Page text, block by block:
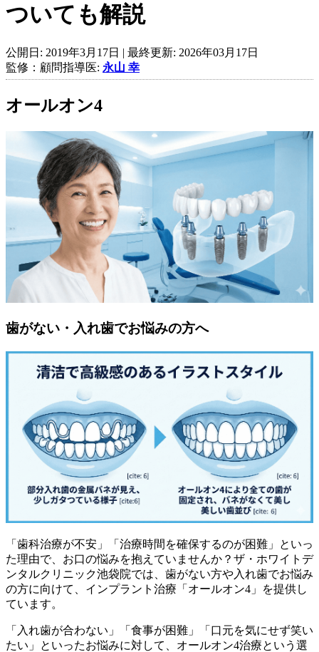
ついても解説
公開日: 2019年3月17日 | 最終更新: 2026年03月17日
監修：顧問指導医: 永山 幸
オールオン4
歯がない・入れ歯でお悩みの方へ
「歯科治療が不安」「治療時間を確保するのが困難」といっ
た理由で、お口の悩みを抱えていませんか？ザ・ホワイトデ
ンタルクリニック池袋院では、歯がない方や入れ歯でお悩み
の方に向けて、インプラント治療「オールオン4」を提供し
ています。
「入れ歯が合わない」「食事が困難」「口元を気にせず笑い
たい」といったお悩みに対して、オールオン4治療という選